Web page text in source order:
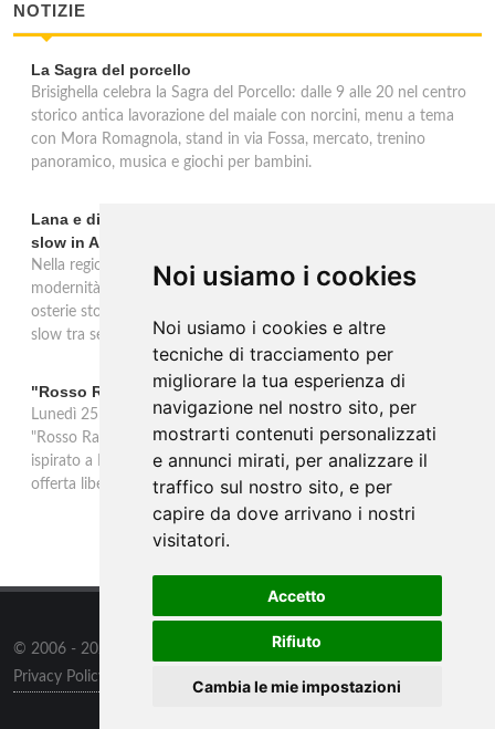
Noi usiamo i cookies
Noi usiamo i cookies e altre
tecniche di tracciamento per
migliorare la tua esperienza di
navigazione nel nostro sito, per
mostrarti contenuti personalizzati
e annunci mirati, per analizzare il
traffico sul nostro sito, e per
capire da dove arrivano i nostri
visitatori.
Accetto
Rifiuto
Cambia le mie impostazioni
NOTIZIE
La Sagra del porcello
Brisighella celebra la Sagra del Porcello: dalle 9 alle 20 nel centro
storico antica lavorazione del maiale con norcini, menu a tema
con Mora Romagnola, stand in via Fossa, mercato, trenino
panoramico, musica e giochi per bambini.
Lana e dintorni: Törggelen, vini d'eccellenza e vacanze
slow in Alto Adige
Nella regione di Lana in Alto Adige tradizione contadina e
modernità si fondono in un'esperienza autentica. Törggelen nelle
osterie storiche, vini da antiche tradizioni vitivinicole e vacanze
slow tra sentieri delle rogge e produttori locali.
"Rosso Rame" in scena a Collepasso il 25 agosto
Lunedì 25 agosto al Palazzo Baronale di Collepasso va in scena
"Rosso Rame", spettacolo di Mary Negro e Gabriele Polimeno
ispirato a Dario Fo e Franca Rame. Ingresso con prenotazione e
offerta libera alle ore 21.
© 2006 - 2026
all rights reserved.
Privacy Policy
Preferenze sui Cookies